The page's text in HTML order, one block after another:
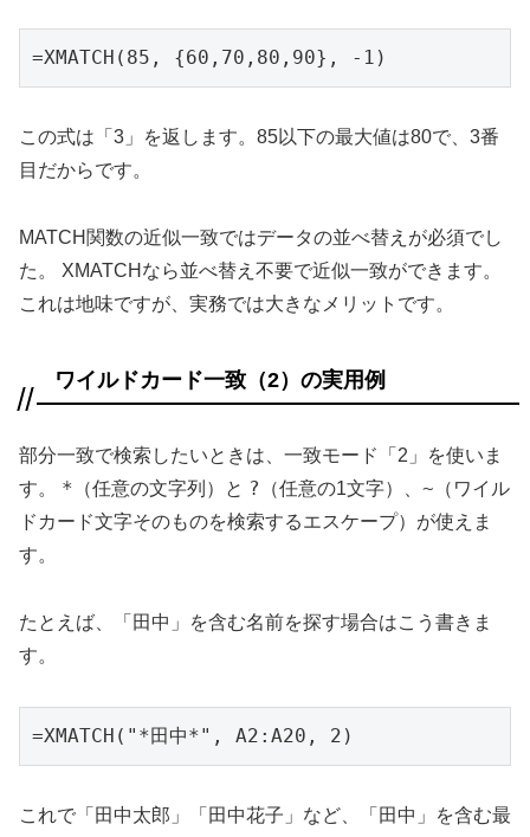
=XMATCH(85, {60,70,80,90}, -1)
この式は「3」を返します。85以下の最大値は80で、3番
目だからです。
MATCH関数の近似一致ではデータの並べ替えが必須でし
た。 XMATCHなら並べ替え不要で近似一致ができます。
これは地味ですが、実務では大きなメリットです。
ワイルドカード一致（2）の実用例
部分一致で検索したいときは、一致モード「2」を使いま
す。 * （任意の文字列）と ? （任意の1文字）、 ~ （ワイル
ドカード文字そのものを検索するエスケープ）が使えま
す。
たとえば、「田中」を含む名前を探す場合はこう書きま
す。
=XMATCH("*田中*", A2:A20, 2)
これで「田中太郎」「田中花子」など、「田中」を含む最